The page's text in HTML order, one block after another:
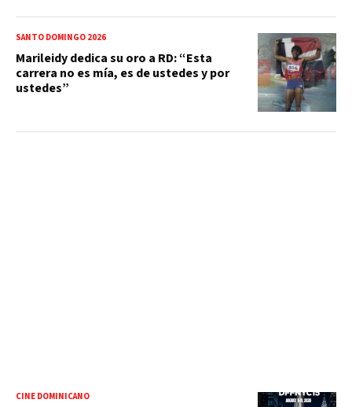
SANTO DOMINGO 2026
Marileidy dedica su oro a RD: “Esta
carrera no es mía, es de ustedes y por
ustedes”
CINE DOMINICANO